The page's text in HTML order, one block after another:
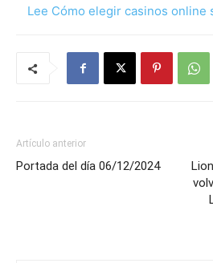
Lee Cómo elegir casinos online
Artículo anterior
Portada del día 06/12/2024